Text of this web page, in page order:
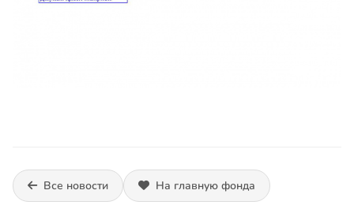
Все новости На главную фонда